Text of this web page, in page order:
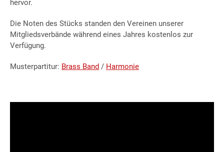
hervor.
Die Noten des Stücks standen den Vereinen unserer
Mitgliedsverbände während eines Jahres kostenlos zur
Verfügung.
Musterpartitur: Brass Band / Harmonie